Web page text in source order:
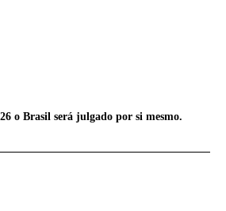
o Brasil será julgado por si mesmo.